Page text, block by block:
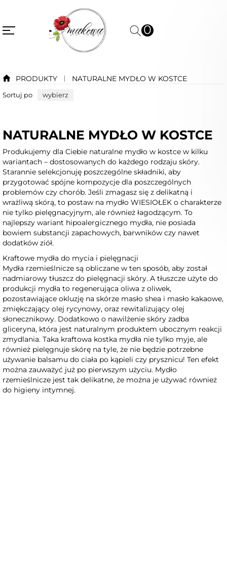
0
PRODUKTY NATURALNE MYDŁO W KOSTCE
Sortuj po wybierz
NATURALNE MYDŁO W KOSTCE
Produkujemy dla Ciebie naturalne mydło w kostce w kilku
wariantach – dostosowanych do każdego rodzaju skóry.
Starannie selekcjonuję poszczególne składniki, aby
przygotować spójne kompozycje dla poszczególnych
problemów czy chorób. Jeśli zmagasz się z delikatną i
wrażliwą skórą, to postaw na mydło WIESIOŁEK o charakterze
nie tylko pielęgnacyjnym, ale również łagodzącym. To
najlepszy wariant hipoalergicznego mydła, nie posiada
bowiem substancji zapachowych, barwników czy nawet
dodatków ziół.
Kraftowe mydła do mycia i pielęgnacji
Mydła rzemieślnicze są obliczane w ten sposób, aby został
nadmiarowy tłuszcz do pielęgnacji skóry. A tłuszcze użyte do
produkcji mydła to regenerująca oliwa z oliwek,
pozostawiające okluzję na skórze masło shea i masło kakaowe,
zmiękczający olej rycynowy, oraz rewitalizujący olej
słonecznikowy. Dodatkowo o nawilżenie skóry zadba
gliceryna, która jest naturalnym produktem ubocznym reakcji
zmydlania. Taka kraftowa kostka mydła nie tylko myje, ale
również pielęgnuje skórę na tyle, że nie będzie potrzebne
używanie balsamu do ciała po kąpieli czy prysznicu! Ten efekt
można zauważyć już po pierwszym użyciu. Mydło
rzemieślnicze jest tak delikatne, że można je używać również
do higieny intymnej.